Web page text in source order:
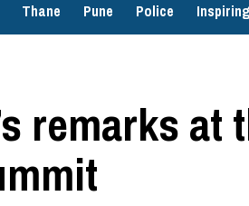
Thane Pune Police Inspiring
remarks